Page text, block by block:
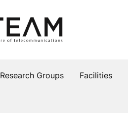
Research Groups Facilities